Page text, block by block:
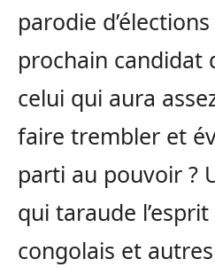
parodie
prochain candidat
celui qui aura
faire trembler et
parti au pouvoir ?
qui taraude
congolais et